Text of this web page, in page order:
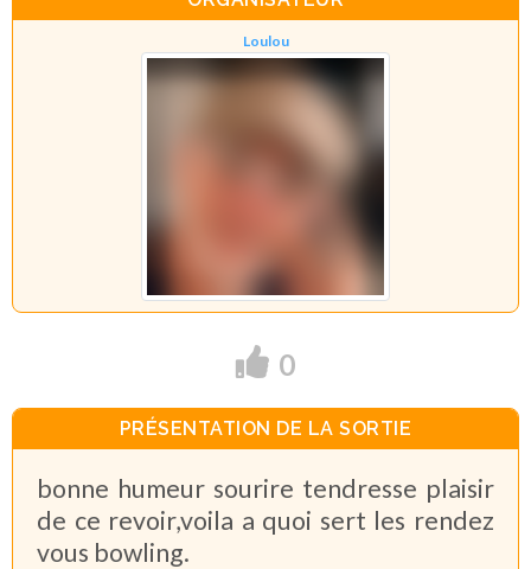
Loulou
0
PRÉSENTATION DE LA SORTIE
bonne humeur sourire tendresse plaisir
de ce revoir,voila a quoi sert les rendez
vous bowling.